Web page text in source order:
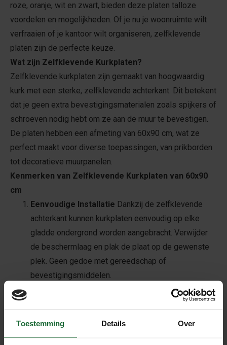
Toestemming Details Over
roze, oranje, wit en zwart, bieden deze platen talloze
voordelen en mogelijkheden. Of je nu je woonruimte wilt
verfraaien of je kantoor wilt organiseren, zelfklevende
platen zijn de perfecte keuze.
Wat zijn Zelfklevende Kurkplaten?
Zelfklevende kurkplaten zijn gemaakt van hoogwaardig
kurk met een sterke, zelfklevende achterkant. Dit betekent
dat je geen extra bevestigingsmaterialen zoals spijkers of
schroeven nodig hebt om ze aan de muur te bevestigen.
De platen hebben een afmeting van 60x90 cm, wat ze
perfect maakt voor diverse toepassingen, van prikborden
tot decoratieve muurpanelen.
Kenmerken van Zelfklevende Kurkplaten van 60x90
cm
Eenvoudige Installatie Dankzij de zelfklevende
achterkant kunnen kurkplaten eenvoudig op elke
gladde ondergrond worden aangebracht. Verwijder
de beschermlaag en plak de plaat op de gewenste
plek. Geen gedoe met gereedschap of
bevestigingsmiddelen.
is een duurzaam en
milieuvriendelijk materiaal. Het wordt gewonnen uit